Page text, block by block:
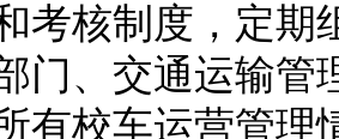
考核制度，定
门、交通运输管
有校车运营管理